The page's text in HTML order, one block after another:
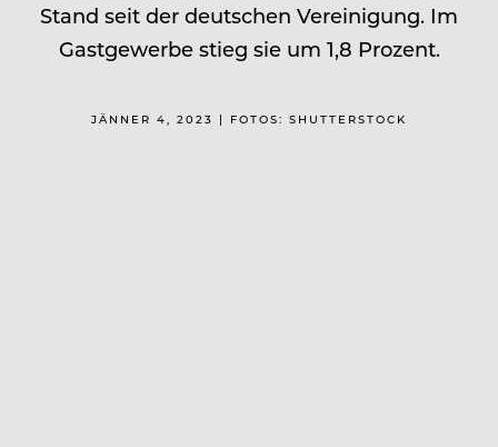
Stand seit der deutschen Vereinigung. Im
Gastgewerbe stieg sie um 1,8 Prozent.
JÄNNER 4, 2023 | FOTOS: SHUTTERSTOCK